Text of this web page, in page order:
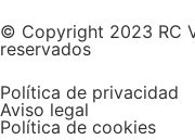
© Copyright 2023 RC
reservados
Política de privacidad
Aviso legal
Política de cookies